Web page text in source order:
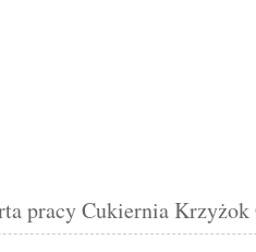
pracy Cukiernia Krzyżok